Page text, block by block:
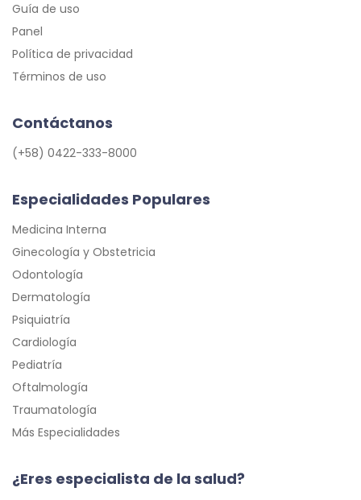
Guía de uso
Panel
Política de privacidad
Términos de uso
Contáctanos
(+58) 0422-333-8000
Especialidades Populares
Medicina Interna
Ginecología y Obstetricia
Odontología
Dermatología
Psiquiatría
Cardiología
Pediatría
Oftalmología
Traumatología
Más Especialidades
¿Eres especialista de la salud?